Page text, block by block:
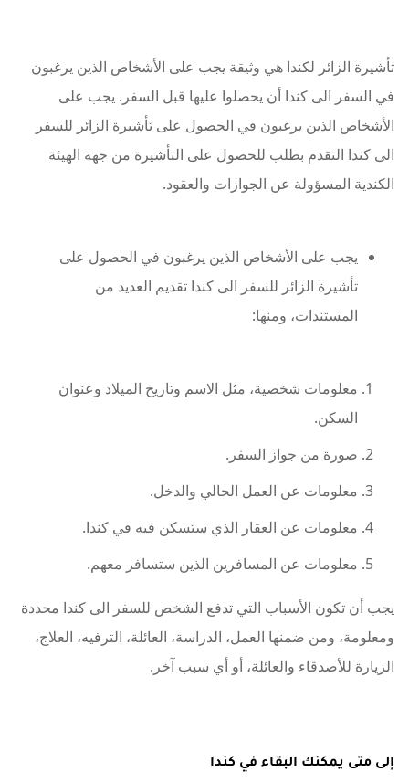
تأشيرة الزائر لكندا هي وثيقة يجب على الأشخاص الذين يرغبون
في السفر الى كندا أن يحصلوا عليها قبل السفر. يجب على
الأشخاص الذين يرغبون في الحصول على تأشيرة الزائر للسفر
الى كندا التقدم بطلب للحصول على التأشيرة من جهة الهيئة
الكندية المسؤولة عن الجوازات والعقود.
يجب على الأشخاص الذين يرغبون في الحصول على
تأشيرة الزائر للسفر الى كندا تقديم العديد من
المستندات، ومنها:
معلومات شخصية، مثل الاسم وتاريخ الميلاد وعنوان
السكن.
صورة من جواز السفر.
معلومات عن العمل الحالي والدخل.
معلومات عن العقار الذي ستسكن فيه في كندا.
معلومات عن المسافرين الذين ستسافر معهم.
يجب أن تكون الأسباب التي تدفع الشخص للسفر الى كندا محددة
ومعلومة، ومن ضمنها العمل، الدراسة، العائلة، الترفيه، العلاج،
الزيارة للأصدقاء والعائلة، أو أي سبب آخر.
إلى متى يمكنك البقاء في كندا